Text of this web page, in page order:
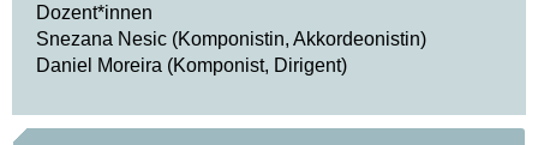
Dozent*innen
Snezana Nesic (Komponistin, Akkordeonistin)
Daniel Moreira (Komponist, Dirigent)